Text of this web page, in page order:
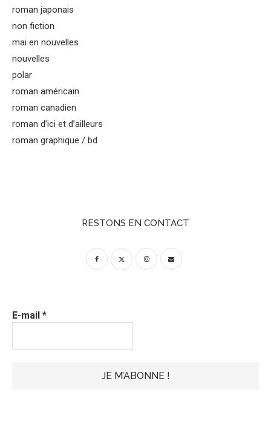
roman japonais
non fiction
mai en nouvelles
nouvelles
polar
roman américain
roman canadien
roman d’ici et d’ailleurs
roman graphique / bd
RESTONS EN CONTACT
E-mail *